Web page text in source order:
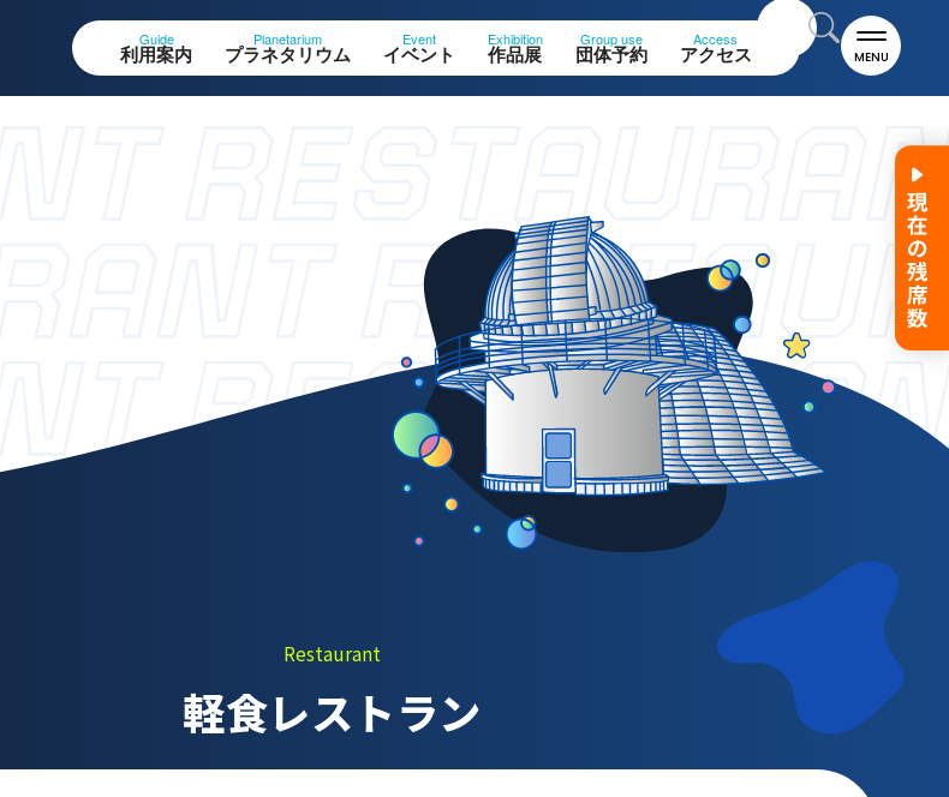
Guide
利用案内
Planetarium
プラネタリウム
Event
イベント
Exhibition
作品展
Group use
団体予約
Access
アクセス MENU
プ
インフォメーション ア
科学館ボランティア募
お知らせ
サイトポリシー
プライバシーポリシー
お問い合わせ
プラネタリウム
Restaurant
軽食レストラン